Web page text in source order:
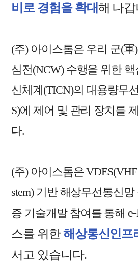
비로 경험을 확대해 나
(주) 아이스톰은 우리 군(
심전(NCW) 수행을 위한 핵
신체계(TICN)의 대용량무
S)에 제어 및 관리 장치를
다.
(주) 아이스톰은 VDES(VHF
stem) 기반 해상무선통신
증 기술개발 참여를 통해
스를 위한해상통신인프
서고 있습니다.